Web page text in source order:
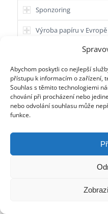
Abychom poskytli co nejlepší
přístupu k informacím o zařízení,
Souhlas s těmito technologiemi
chování při procházení nebo
nebo odvolání souhlasu může
funkce.
Sponzoring
Výroba papíru v Evropě
Výroba papíru v